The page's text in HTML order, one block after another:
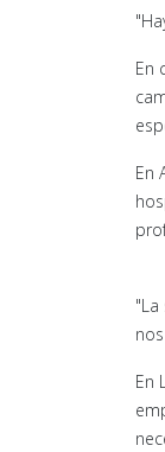
En
En
En